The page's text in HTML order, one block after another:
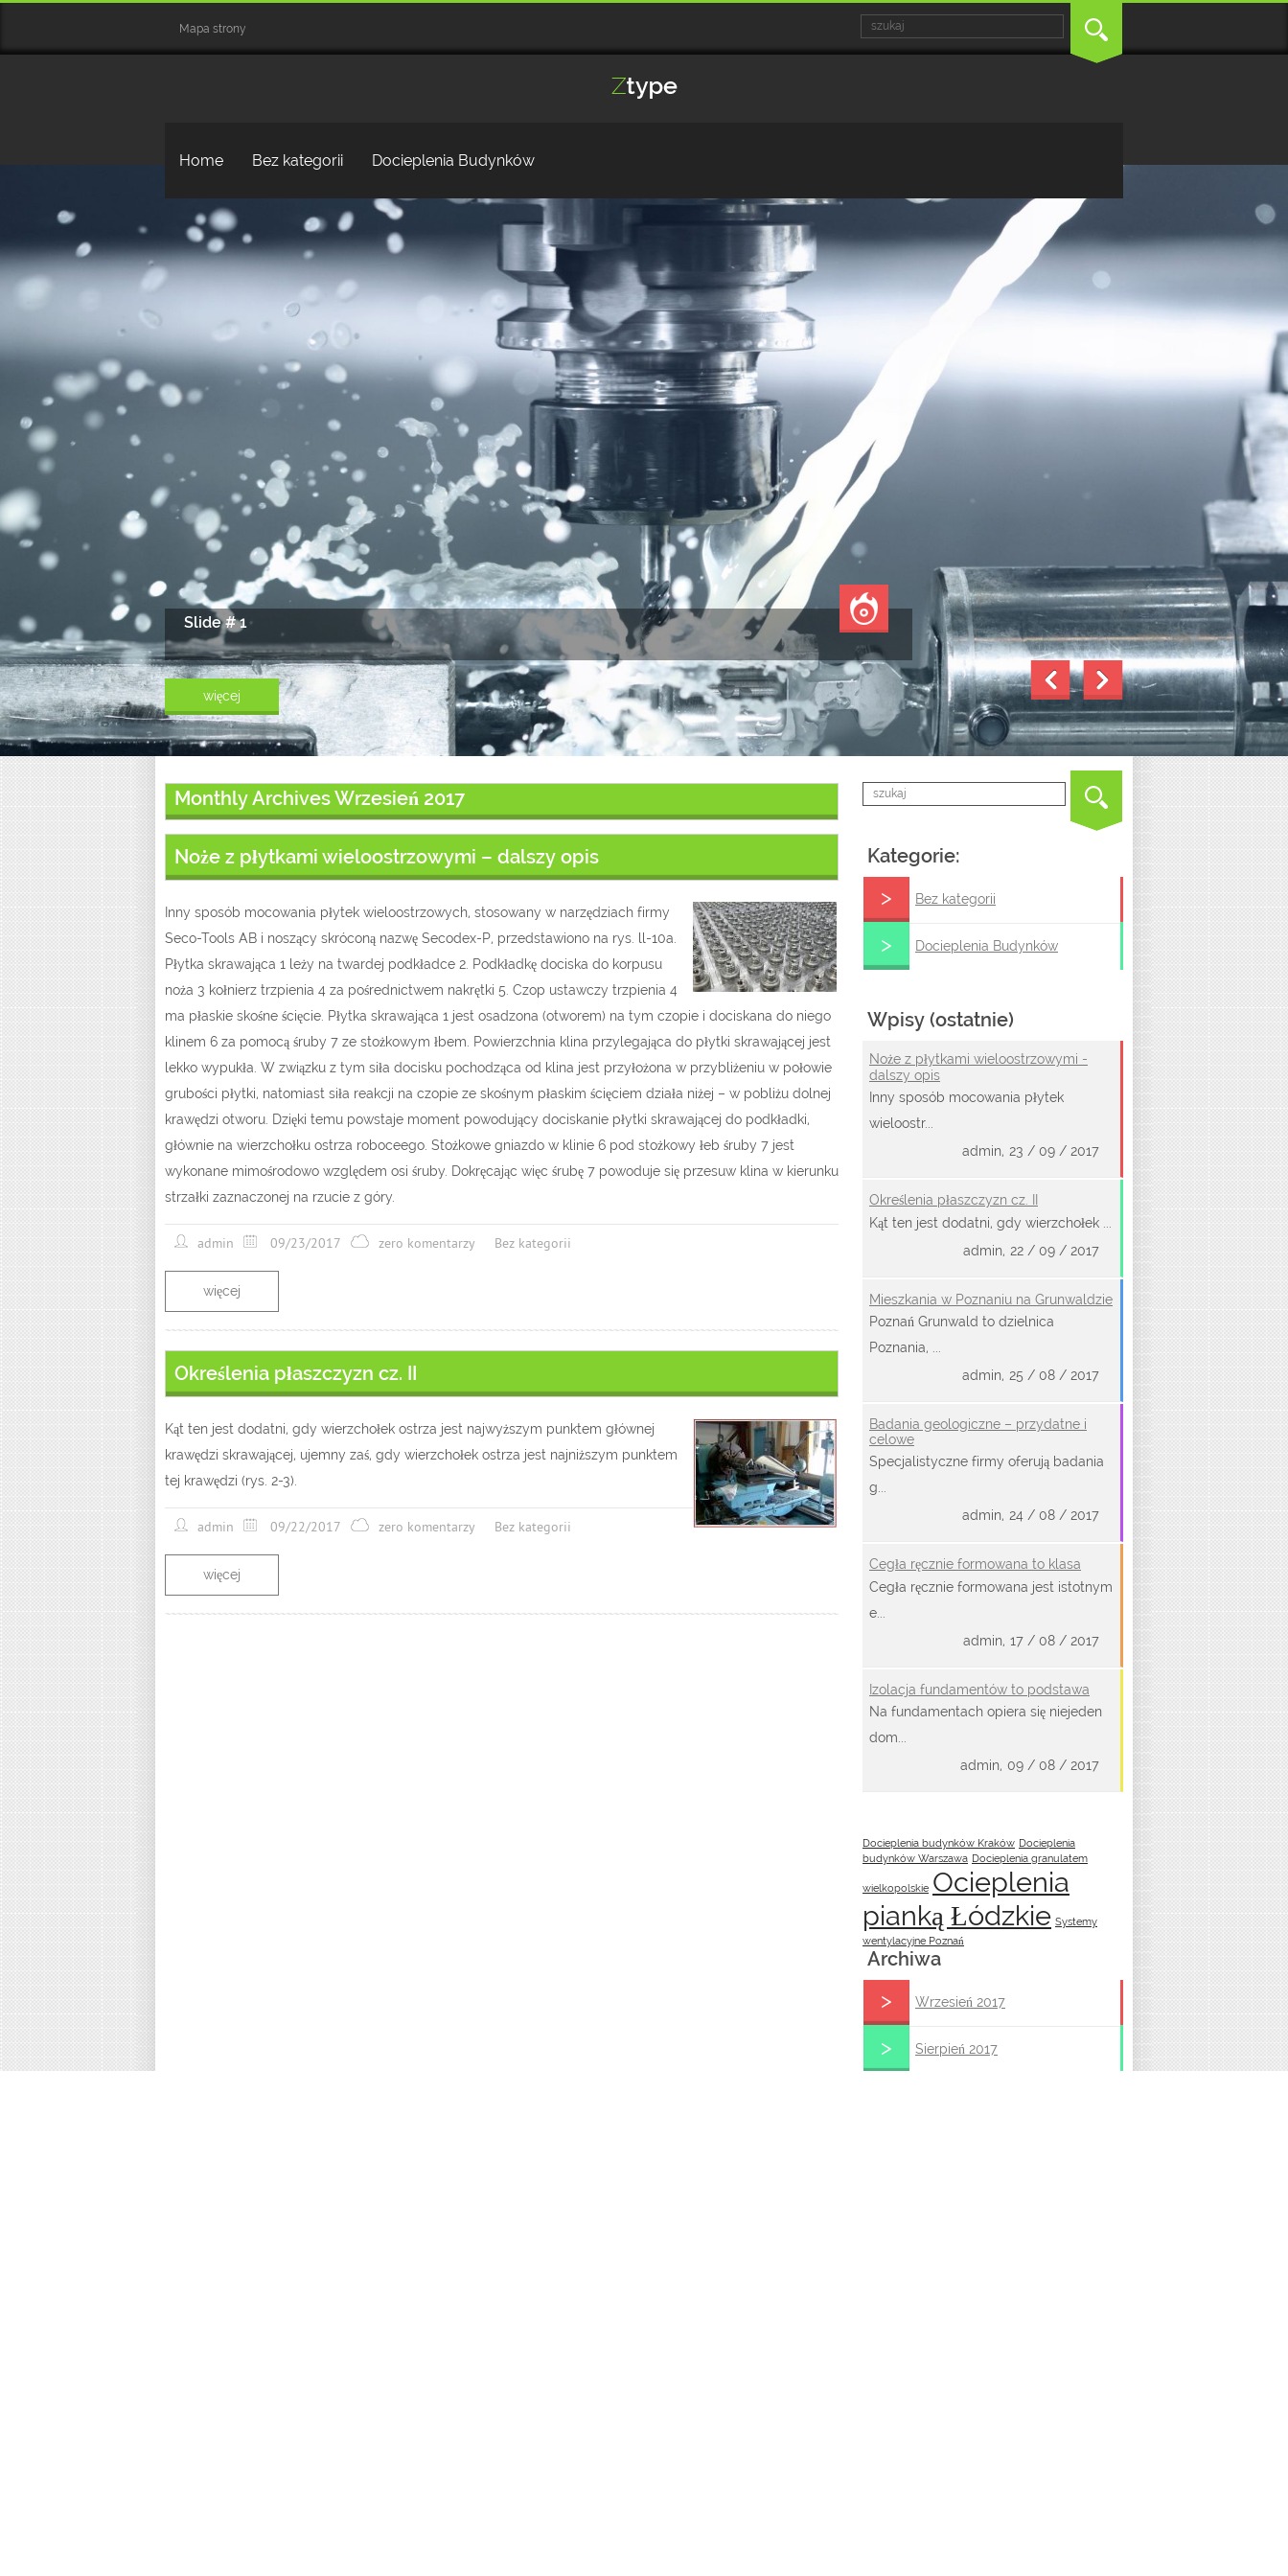
Mapa strony
Home Bez kategorii Docieplenia Budynków
Slide # 1
więcej
Kategorie:
Bez kategorii
Docieplenia Budynków
Wpisy (ostatnie)
Noże z płytkami wieloostrzowymi -
dalszy opis
Inny sposób mocowania płytek
wieloostr...
23 / 09 / 2017
admin,
Określenia płaszczyzn cz. II
Kąt ten jest dodatni, gdy wierzchołek ...
22 / 09 / 2017
admin,
Mieszkania w Poznaniu na Grunwaldzie
Poznań Grunwald to dzielnica
Poznania, ...
25 / 08 / 2017
admin,
Badania geologiczne – przydatne i
celowe
Specjalistyczne firmy oferują badania
g...
24 / 08 / 2017
admin,
Cegła ręcznie formowana to klasa
Cegła ręcznie formowana jest istotnym
e...
17 / 08 / 2017
admin,
Izolacja fundamentów to podstawa
Na fundamentach opiera się niejeden
dom...
09 / 08 / 2017
admin,
Docieplenia budynków Kraków Docieplenia
budynków Warszawa Docieplenia granulatem
wielkopolskie Ocieplenia
pianką Łódzkie Systemy
wentylacyjne Poznań
Archiwa
Wrzesień 2017
Sierpień 2017
Monthly Archives Wrzesień 2017
Noże z płytkami wieloostrzowymi – dalszy opis
Inny sposób mocowania płytek wieloostrzowych, stosowany w narzędziach firmy
Seco-Tools AB i noszący skróconą nazwę Secodex-P, przedstawiono na rys. ll-10a.
Płytka skrawająca 1 leży na twardej podkładce 2. Podkładkę dociska do korpusu
noża 3 kołnierz trzpienia 4 za pośrednictwem nakrętki 5. Czop ustawczy trzpienia 4
ma płaskie skośne ścięcie. Płytka skrawająca 1 jest osadzona (otworem) na tym czopie i dociskana do niego
klinem 6 za pomocą śruby 7 ze stożkowym łbem. Powierzchnia klina przylegająca do płytki skrawającej jest
lekko wypukła. W związku z tym siła docisku pochodząca od klina jest przyłożona w przybliżeniu w połowie
grubości płytki, natomiast siła reakcji na czopie ze skośnym płaskim ścięciem działa niżej – w pobliżu dolnej
krawędzi otworu. Dzięki temu powstaje moment powodujący dociskanie płytki skrawającej do podkładki,
głównie na wierzchołku ostrza roboceego. Stożkowe gniazdo w klinie 6 pod stożkowy łeb śruby 7 jest
wykonane mimośrodowo względem osi śruby. Dokręcając więc śrubę 7 powoduje się przesuw klina w kierunku
strzałki zaznaczonej na rzucie z góry.
admin 09/23/2017 zero komentarzy Bez kategorii
więcej
Określenia płaszczyzn cz. II
Kąt ten jest dodatni, gdy wierzchołek ostrza jest najwyższym punktem głównej
krawędzi skrawającej, ujemny zaś, gdy wierzchołek ostrza jest najniższym punktem
tej krawędzi (rys. 2-3).
admin 09/22/2017 zero komentarzy Bez kategorii
więcej